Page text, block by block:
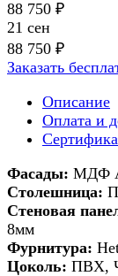
88 750 ₽
21 сен
88 750 ₽
Заказать
Описание
Оплата и
Фасады: МДФ
Столешница:
Стеновая
8мм
Фурнитура:
Цоколь: ПВХ,